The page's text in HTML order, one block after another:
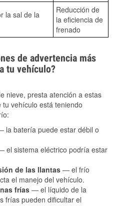
la sal de la
Reducción de
la eficiencia de
frenado
de advertencia más
tu vehículo?
nieve, presta atención a estas
vehículo está teniendo
batería puede estar débil o
el sistema eléctrico podría estar
de las llantas — el frío
el manejo del vehículo.
frías — el líquido de la
frías pueden dificultar el